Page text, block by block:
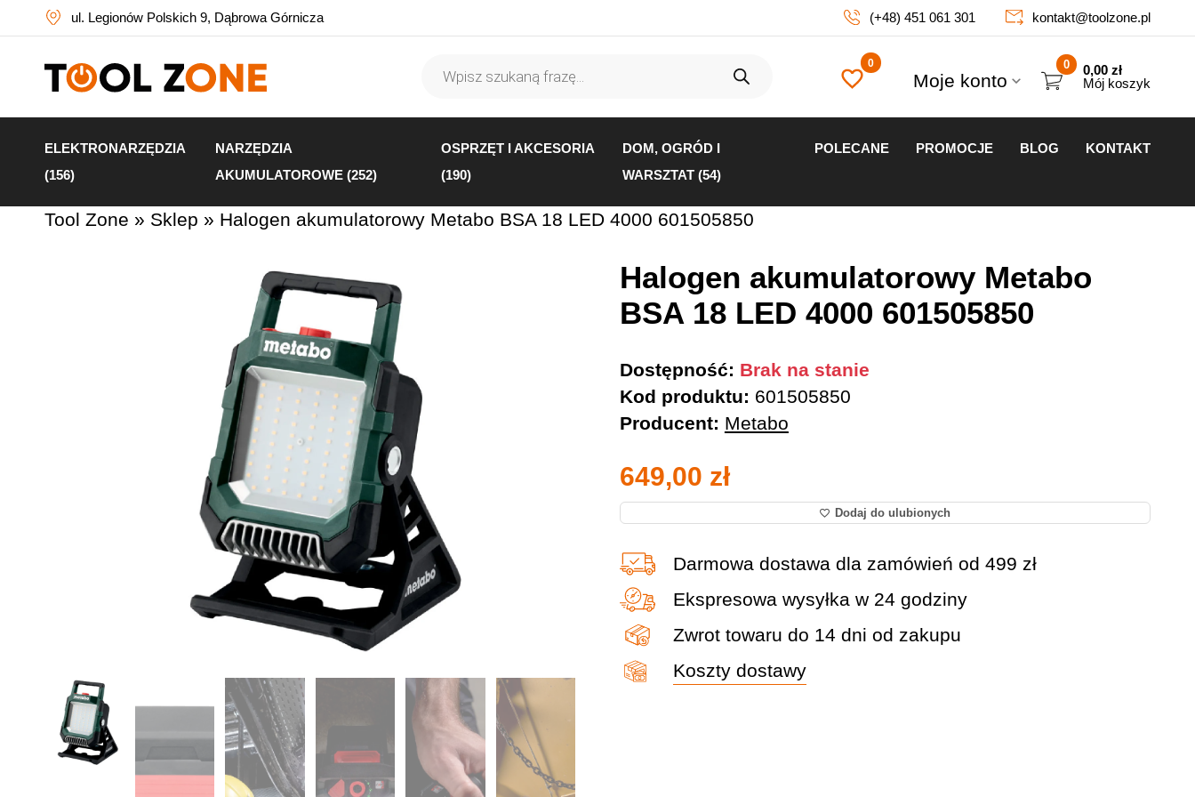
ul. Legionów Polskich 9, Dąbrowa Górnicza (+48) 451 061 301 kontakt@toolzone.pl
produktów
Moje konto
0,00 zł
Mój koszyk
0
ELEKTRONARZĘDZIA
(156)
NARZĘDZIA
AKUMULATOROWE (252)
OSPRZĘT I AKCESORIA
(190)
DOM, OGRÓD I
WARSZTAT (54)
POLECANE PROMOCJE BLOG KONTAKT
Tool Zone » Sklep » Halogen akumulatorowy Metabo BSA 18 LED 4000 601505850
Halogen akumulatorowy Metabo
BSA 18 LED 4000 601505850
Dostępność: Brak na stanie
Kod produktu: 601505850
Producent: Metabo
649,00 zł
Dodaj do ulubionych
Darmowa dostawa dla zamówień od 499 zł
Ekspresowa wysyłka w 24 godziny
Zwrot towaru do 14 dni od zakupu
Koszty dostawy